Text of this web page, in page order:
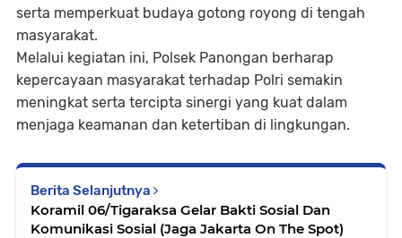
serta memperkuat budaya gotong royong di tengah
masyarakat.
Melalui kegiatan ini, Polsek Panongan berharap
kepercayaan masyarakat terhadap Polri semakin
meningkat serta tercipta sinergi yang kuat dalam
menjaga keamanan dan ketertiban di lingkungan.
Berita Selanjutnya
Koramil 06/Tigaraksa Gelar Bakti Sosial Dan
Komunikasi Sosial (Jaga Jakarta On The Spot)